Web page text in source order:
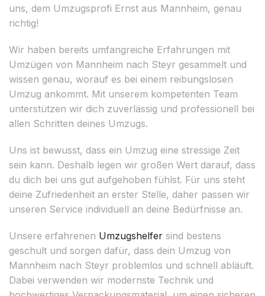
uns, dem Umzugsprofi Ernst aus Mannheim, genau
richtig!
Wir haben bereits umfangreiche Erfahrungen mit
Umzügen von Mannheim nach Steyr gesammelt und
wissen genau, worauf es bei einem reibungslosen
Umzug ankommt. Mit unserem kompetenten Team
unterstützen wir dich zuverlässig und professionell bei
allen Schritten deines Umzugs.
Uns ist bewusst, dass ein Umzug eine stressige Zeit
sein kann. Deshalb legen wir großen Wert darauf, dass
du dich bei uns gut aufgehoben fühlst. Für uns steht
deine Zufriedenheit an erster Stelle, daher passen wir
unseren Service individuell an deine Bedürfnisse an.
Unsere erfahrenen Umzugshelfer sind bestens
geschult und sorgen dafür, dass dein Umzug von
Mannheim nach Steyr problemlos und schnell abläuft.
Dabei verwenden wir modernste Technik und